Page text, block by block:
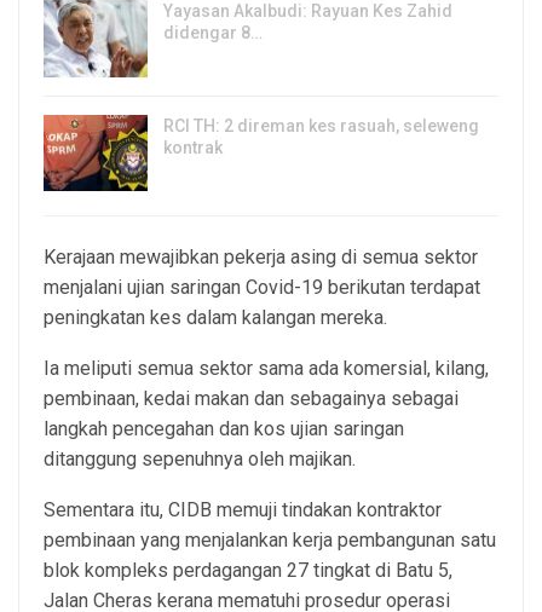
Yayasan Akalbudi: Rayuan Kes Zahid
didengar 8…
RCI TH: 2 direman kes rasuah, seleweng
kontrak
Kerajaan mewajibkan pekerja asing di semua sektor
menjalani ujian saringan Covid-19 berikutan terdapat
peningkatan kes dalam kalangan mereka.
Ia meliputi semua sektor sama ada komersial, kilang,
pembinaan, kedai makan dan sebagainya sebagai
langkah pencegahan dan kos ujian saringan
ditanggung sepenuhnya oleh majikan.
Sementara itu, CIDB memuji tindakan kontraktor
pembinaan yang menjalankan kerja pembangunan satu
blok kompleks perdagangan 27 tingkat di Batu 5,
Jalan Cheras kerana mematuhi prosedur operasi